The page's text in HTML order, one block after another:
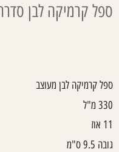
ספל קרמיקה לבן
ספל קרמיקה לבן מעוצב
330 מ"ל
11 אוז
גובה 9.5 ס"מ